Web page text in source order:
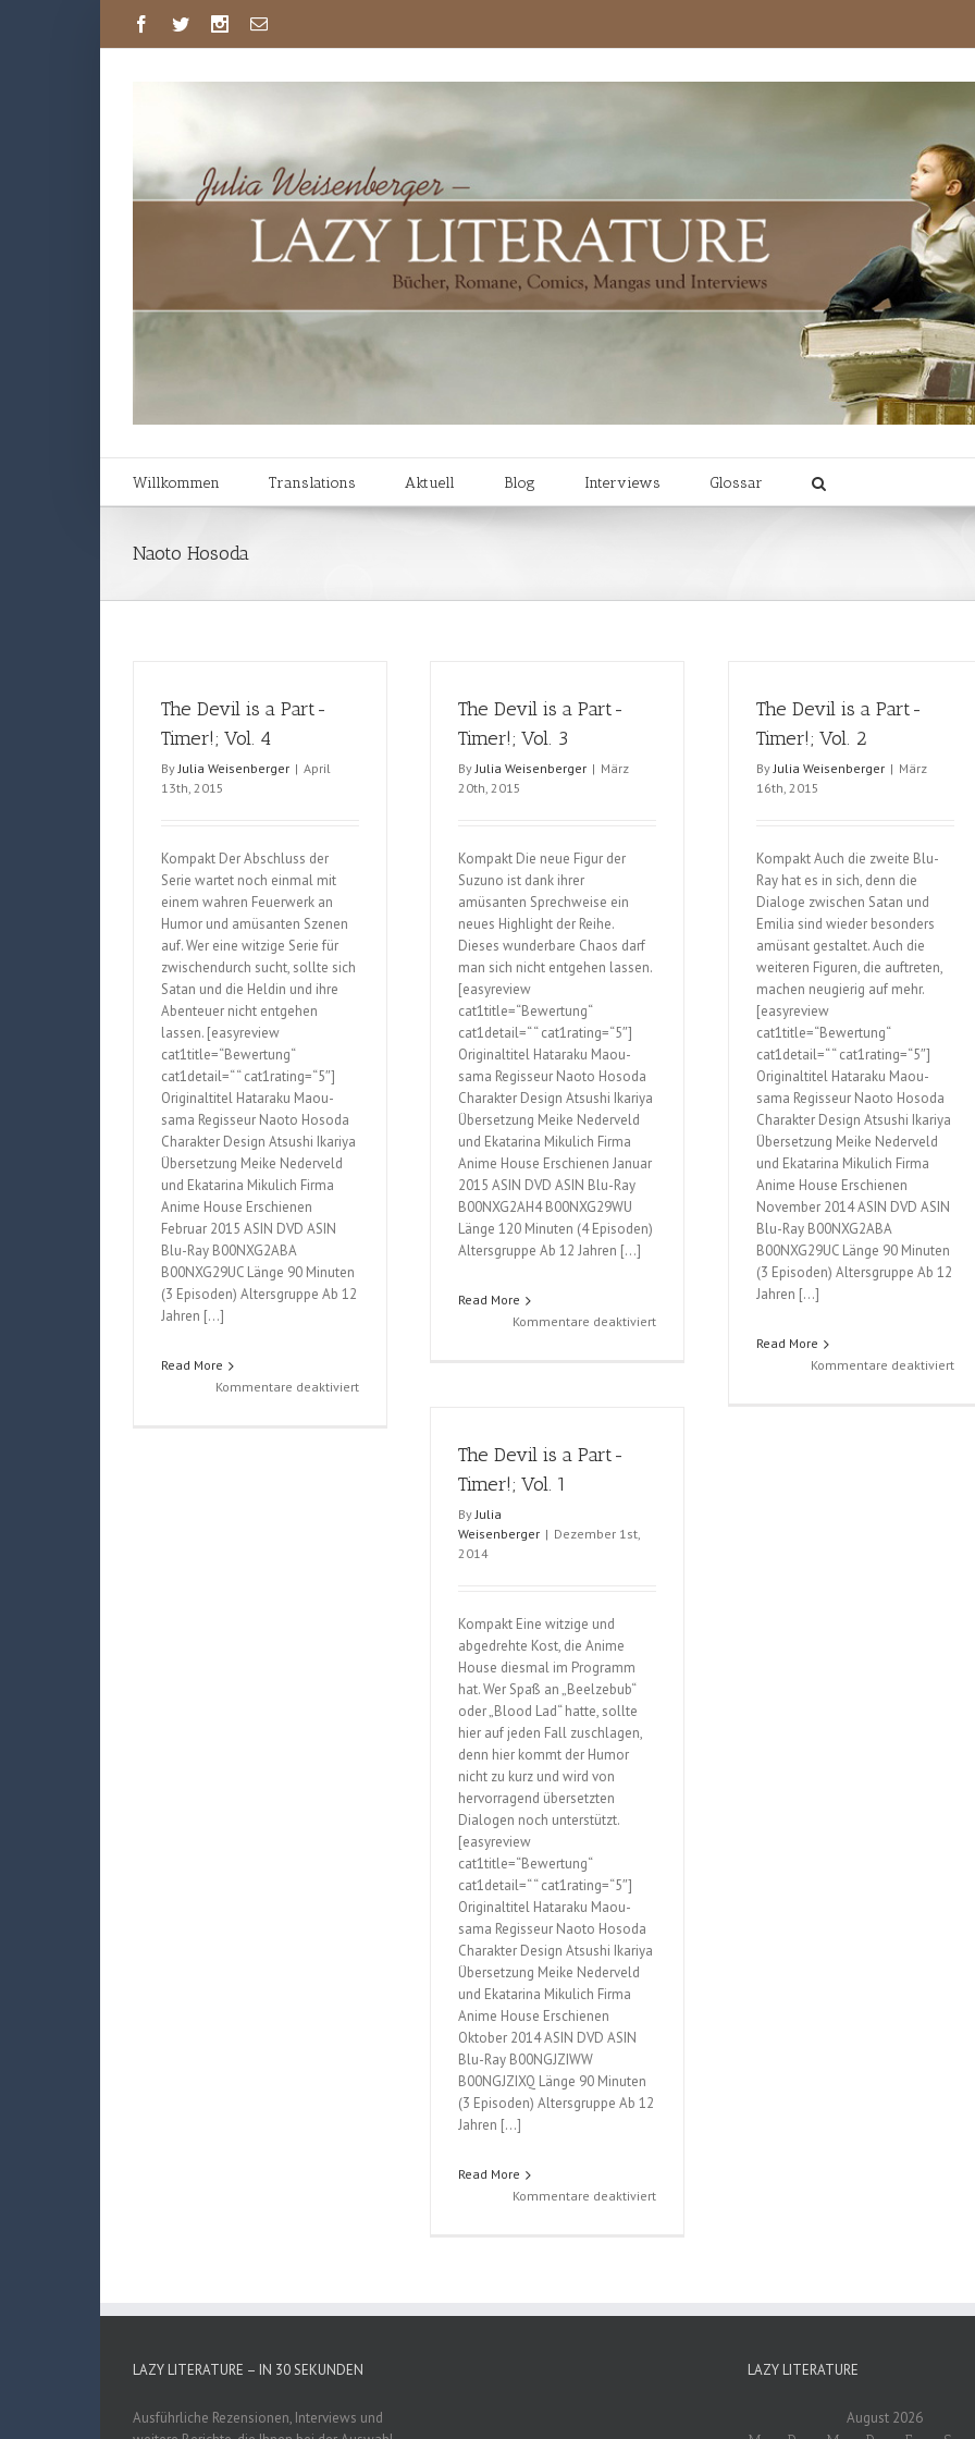
Willkommen Translations Aktuell Blog Interviews Glossar
Naoto Hosoda
The Devil is a Part-
Timer!; Vol. 4
By Julia Weisenberger | April
13th, 2015
Kompakt Der Abschluss der
Serie wartet noch einmal mit
einem wahren Feuerwerk an
Humor und amüsanten Szenen
auf. Wer eine witzige Serie für
zwischendurch sucht, sollte sich
Satan und die Heldin und ihre
Abenteuer nicht entgehen
lassen. [easyreview
cat1title=“Bewertung“
cat1detail=“ “ cat1rating=“5″]
Originaltitel Hataraku Maou-
sama Regisseur Naoto Hosoda
Charakter Design Atsushi Ikariya
Übersetzung Meike Nederveld
und Ekatarina Mikulich Firma
Anime House Erschienen
Februar 2015 ASIN DVD ASIN
Blu-Ray B00NXG2ABA
B00NXG29UC Länge 90 Minuten
(3 Episoden) Altersgruppe Ab 12
Jahren […]
Read More
Kommentare deaktiviertfür
The Devil is a Part-
Timer!; Vol. 3
By Julia Weisenberger | März
20th, 2015
Kompakt Die neue Figur der
Suzuno ist dank ihrer
amüsanten Sprechweise ein
neues Highlight der Reihe.
Dieses wunderbare Chaos darf
man sich nicht entgehen lassen.
[easyreview
cat1title=“Bewertung“
cat1detail=“ “ cat1rating=“5″]
Originaltitel Hataraku Maou-
sama Regisseur Naoto Hosoda
Charakter Design Atsushi Ikariya
Übersetzung Meike Nederveld
und Ekatarina Mikulich Firma
Anime House Erschienen Januar
2015 ASIN DVD ASIN Blu-Ray
B00NXG2AH4 B00NXG29WU
Länge 120 Minuten (4 Episoden)
Altersgruppe Ab 12 Jahren […]
Read More
Kommentare deaktiviertfür
The Devil is a Part-
Timer!; Vol. 2
By Julia Weisenberger | März
16th, 2015
Kompakt Auch die zweite Blu-
Ray hat es in sich, denn die
Dialoge zwischen Satan und
Emilia sind wieder besonders
amüsant gestaltet. Auch die
weiteren Figuren, die auftreten,
machen neugierig auf mehr.
[easyreview
cat1title=“Bewertung“
cat1detail=“ “ cat1rating=“5″]
Originaltitel Hataraku Maou-
sama Regisseur Naoto Hosoda
Charakter Design Atsushi Ikariya
Übersetzung Meike Nederveld
und Ekatarina Mikulich Firma
Anime House Erschienen
November 2014 ASIN DVD ASIN
Blu-Ray B00NXG2ABA
B00NXG29UC Länge 90 Minuten
(3 Episoden) Altersgruppe Ab 12
Jahren […]
Read More
Kommentare deaktiviertfür
The Devil is a Part-
Timer!; Vol. 1
By Julia
Weisenberger | Dezember 1st,
2014
Kompakt Eine witzige und
abgedrehte Kost, die Anime
House diesmal im Programm
hat. Wer Spaß an „Beelzebub“
oder „Blood Lad“ hatte, sollte
hier auf jeden Fall zuschlagen,
denn hier kommt der Humor
nicht zu kurz und wird von
hervorragend übersetzten
Dialogen noch unterstützt.
[easyreview
cat1title=“Bewertung“
cat1detail=“ “ cat1rating=“5″]
Originaltitel Hataraku Maou-
sama Regisseur Naoto Hosoda
Charakter Design Atsushi Ikariya
Übersetzung Meike Nederveld
und Ekatarina Mikulich Firma
Anime House Erschienen
Oktober 2014 ASIN DVD ASIN
Blu-Ray B00NGJZIWW
B00NGJZIXQ Länge 90 Minuten
(3 Episoden) Altersgruppe Ab 12
Jahren […]
Read More
Kommentare deaktiviertfür
LAZY LITERATURE – IN 30 SEKUNDEN
Ausführliche Rezensionen, Interviews und
LAZY LITERATURE
August 2026